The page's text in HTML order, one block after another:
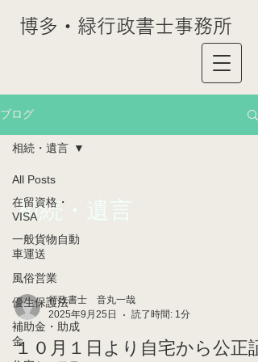
博多・緑行政書士事務所
ブログ
All Posts
在留資格・
VISA
一般貨物自動
車運送
風俗営業
優生保護法
補助金・助成
金
相続・遺言
相続・遺言
行政書士 音丸一哉
2025年9月25日
読了時間: 1分
１０月１日より自宅から公正証